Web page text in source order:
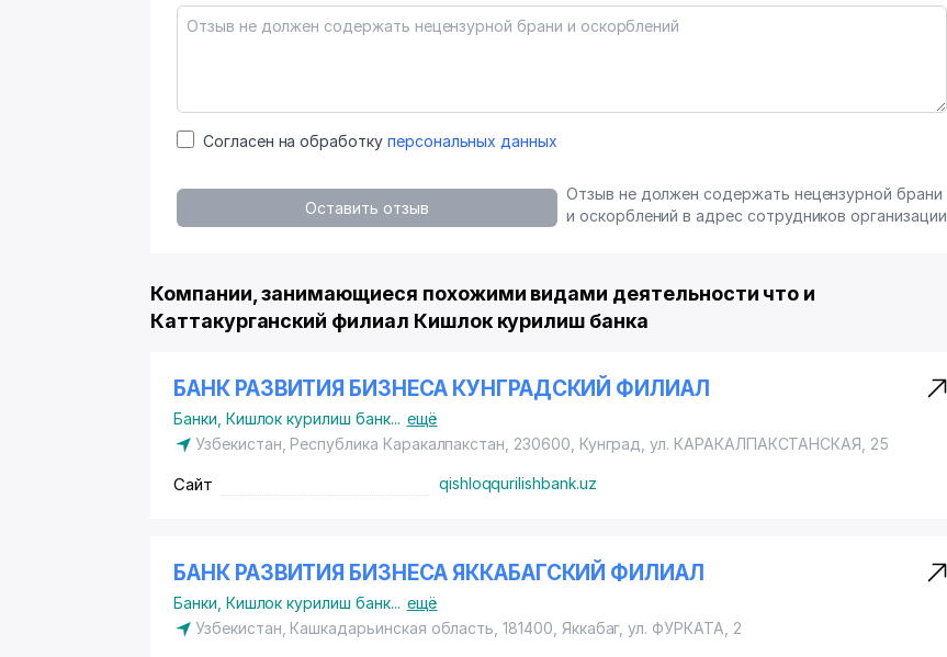
Согласен на обработку персональных данных
Оставить отзыв
Отзыв не должен содержать нецензурной брани
и оскорблений в адрес сотрудников организации
Компании, занимающиеся похожими видами деятельности что и
Каттакурганский филиал Кишлок курилиш банка
БАНК РАЗВИТИЯ БИЗНЕСА КУНГРАДСКИЙ ФИЛИАЛ
Банки Кишлок курилиш банк... ещё
Узбекистан, Республика Каракалпакстан, 230600, Кунград,ул. КАРАКАЛПАКСТАНСКАЯ , 25
Сайт qishloqqurilishbank.uz
БАНК РАЗВИТИЯ БИЗНЕСА ЯККАБАГСКИЙ ФИЛИАЛ
Банки Кишлок курилиш банк... ещё
Узбекистан, Кашкадарьинская область, 181400, Яккабаг,ул. ФУРКАТА , 2